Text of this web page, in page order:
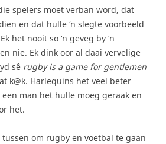
spelers moet verban word, dat
en dat hulle ‘n slegte voorbeeld
het nooit so ‘n geveg by ‘n
nie. Ek dink oor al daai vervelige
sê rugby is a game for gentlemen
k@k. Harlequins het veel beter
man het hulle moeg geraak en
het.
tussen om rugby en voetbal te gaan